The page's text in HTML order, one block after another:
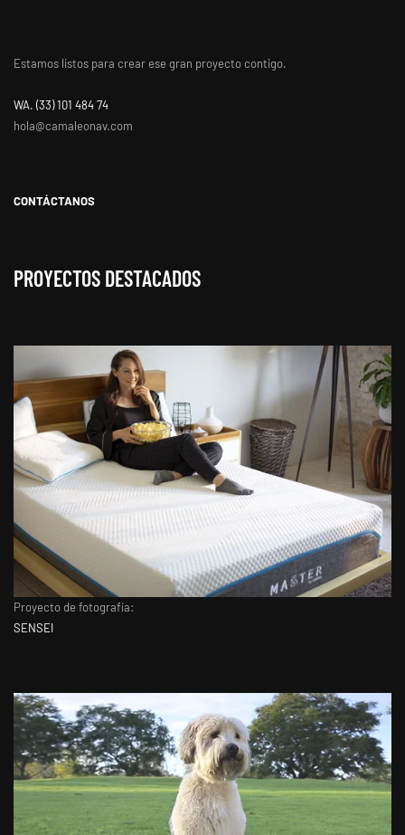
Estamos listos para crear ese gran proyecto contigo.
WA. ‭(33) 101 484 74
hola@camaleonav.com
CONTÁCTANOS
PROYECTOS DESTACADOS
Proyecto de fotografía:
SENSEI